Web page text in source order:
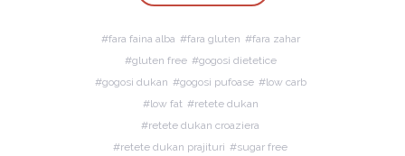
fara faina alba fara gluten
fara zahar
gluten free
gogosi dietetice
gogosi dukan
gogosi pufoase
low carb
low fat
retete dukan
retete dukan croaziera
retete dukan prajituri
sugar free